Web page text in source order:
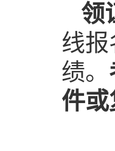
领
线
绩。
件